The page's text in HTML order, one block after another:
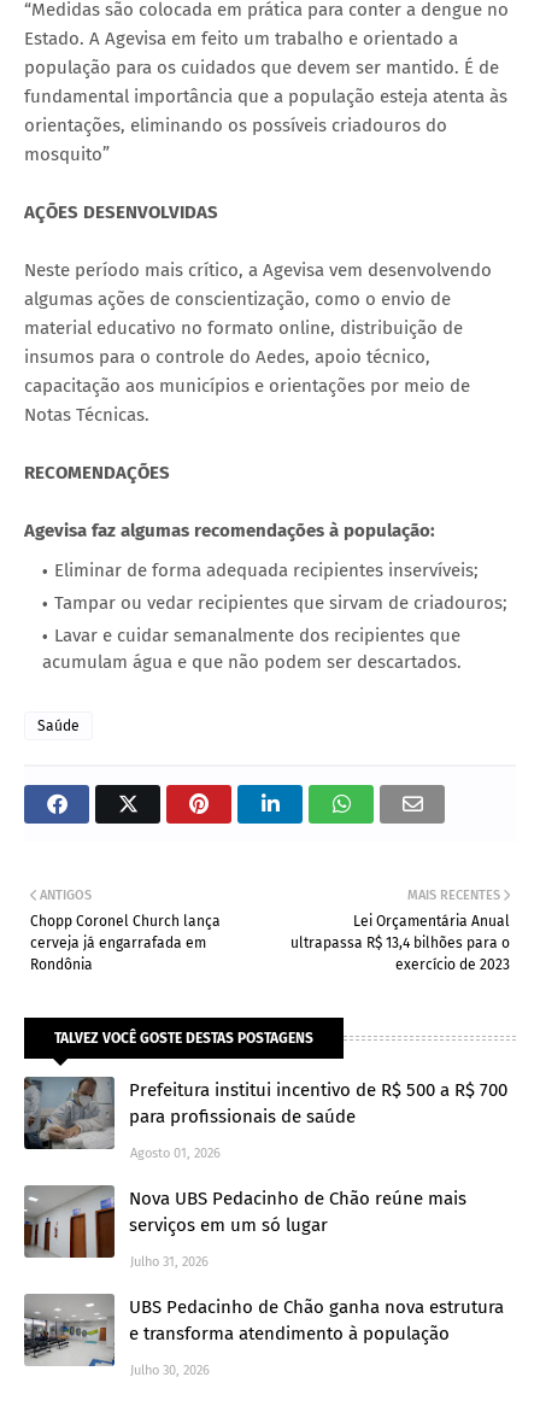
“Medidas são colocada em prática para conter a dengue no
Estado. A Agevisa em feito um trabalho e orientado a
população para os cuidados que devem ser mantido. É de
fundamental importância que a população esteja atenta às
orientações, eliminando os possíveis criadouros do
mosquito”
AÇÕES DESENVOLVIDAS
Neste período mais crítico, a Agevisa vem desenvolvendo
algumas ações de conscientização, como o envio de
material educativo no formato online, distribuição de
insumos para o controle do Aedes, apoio técnico,
capacitação aos municípios e orientações por meio de
Notas Técnicas.
RECOMENDAÇÕES
Agevisa faz algumas recomendações à população:
Eliminar de forma adequada recipientes inservíveis;
Tampar ou vedar recipientes que sirvam de criadouros;
Lavar e cuidar semanalmente dos recipientes que
acumulam água e que não podem ser descartados.
Saúde
MAIS RECENTES
Lei Orçamentária Anual
ultrapassa R$ 13,4 bilhões para o
exercício de 2023
ANTIGOS
Chopp Coronel Church lança
cerveja já engarrafada em
Rondônia
TALVEZ VOCÊ GOSTE DESTAS POSTAGENS
Prefeitura institui incentivo de R$ 500 a R$ 700
para profissionais de saúde
Agosto 01, 2026
Nova UBS Pedacinho de Chão reúne mais
serviços em um só lugar
Julho 31, 2026
UBS Pedacinho de Chão ganha nova estrutura
e transforma atendimento à população
Julho 30, 2026